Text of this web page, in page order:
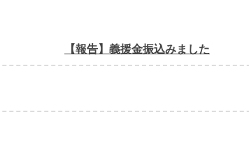
【報告】義援金振込みました